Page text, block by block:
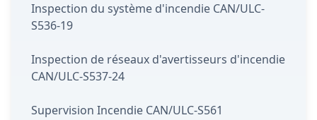
Inspection du système d'incendie CAN/ULC-
S536-19
Inspection de réseaux d'avertisseurs d'incendie
CAN/ULC-S537-24
Supervision Incendie CAN/ULC-S561